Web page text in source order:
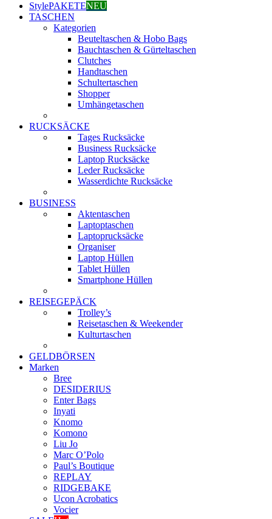
StylePAKETENEU
TASCHEN
Kategorien
Beuteltaschen & Hobo Bags
Bauchtaschen & Gürteltaschen
Clutches
Handtaschen
Schultertaschen
Shopper
Umhängetaschen
RUCKSÄCKE
Tages Rucksäcke
Business Rucksäcke
Laptop Rucksäcke
Leder Rucksäcke
Wasserdichte Rucksäcke
BUSINESS
Aktentaschen
Laptoptaschen
Laptoprucksäcke
Organiser
Laptop Hüllen
Tablet Hüllen
Smartphone Hüllen
REISEGEPÄCK
Trolley’s
Reisetaschen & Weekender
Kulturtaschen
GELDBÖRSEN
Marken
Bree
DESIDERIUS
Enter Bags
Inyati
Knomo
Komono
Liu Jo
Marc O’Polo
Paul’s Boutique
REPLAY
RIDGEBAKE
Ucon Acrobatics
Vocier